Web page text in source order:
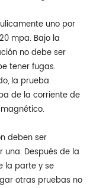
uno por
mpa. Bajo la
no debe ser
tener fugas.
la prueba
de la corriente de
deben ser
Después de la
la parte y se
otras pruebas no